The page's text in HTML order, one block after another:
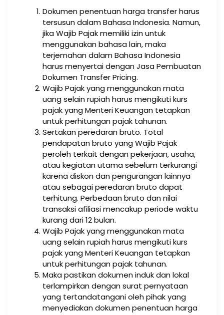
Dokumen penentuan harga transfer harus
tersusun dalam Bahasa Indonesia. Namun,
jika Wajib Pajak memiliki izin untuk
menggunakan bahasa lain, maka
terjemahan dalam Bahasa Indonesia
harus menyertai dengan Jasa Pembuatan
Dokumen Transfer Pricing.
Wajib Pajak yang menggunakan mata
uang selain rupiah harus mengikuti kurs
pajak yang Menteri Keuangan tetapkan
untuk perhitungan pajak tahunan.
Sertakan peredaran bruto. Total
pendapatan bruto yang Wajib Pajak
peroleh terkait dengan pekerjaan, usaha,
atau kegiatan utama sebelum terkurangi
karena diskon dan pengurangan lainnya
atau sebagai peredaran bruto dapat
terhitung. Perbedaan bruto dan nilai
transaksi afiliasi mencakup periode waktu
kurang dari 12 bulan.
Wajib Pajak yang menggunakan mata
uang selain rupiah harus mengikuti kurs
pajak yang Menteri Keuangan tetapkan
untuk perhitungan pajak tahunan.
Maka pastikan dokumen induk dan lokal
terlampirkan dengan surat pernyataan
yang tertandatangani oleh pihak yang
menyediakan dokumen penentuan harga